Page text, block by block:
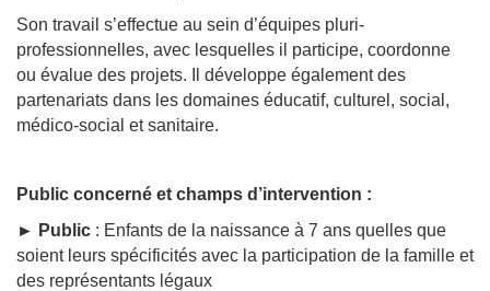
Son travail s’effectue au sein d’équipes pluri-
professionnelles, avec lesquelles il participe, coordonne
ou évalue des projets. Il développe également des
partenariats dans les domaines éducatif, culturel, social,
médico-social et sanitaire.
Public concerné et champs d’intervention :
► Public : Enfants de la naissance à 7 ans quelles que
soient leurs spécificités avec la participation de la famille et
des représentants légaux